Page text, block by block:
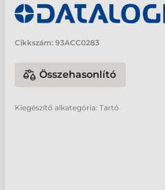
Cikkszám: 93ACC0283
Összehasonlító
Kiegészítő alkategória: Tartó